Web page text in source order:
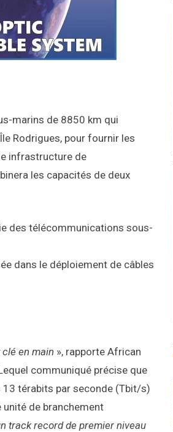
marins de 8850 km qui
Rodrigues, pour fournir les
infrastructure de
les capacités de deux
des télécommunications sous-
dans le déploiement de câbles
en main », rapporte African
communiqué précise que
13 térabits par seconde (Tbit/s)
unité de branchement
track record de premier niveau